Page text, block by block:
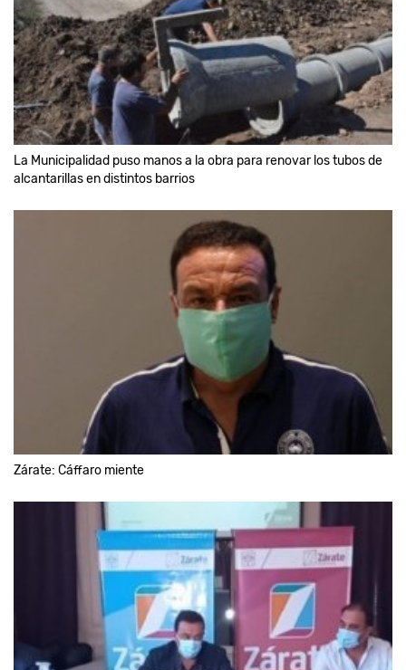
La Municipalidad puso manos a la obra para renovar los tubos de
alcantarillas en distintos barrios
Zárate: Cáffaro miente